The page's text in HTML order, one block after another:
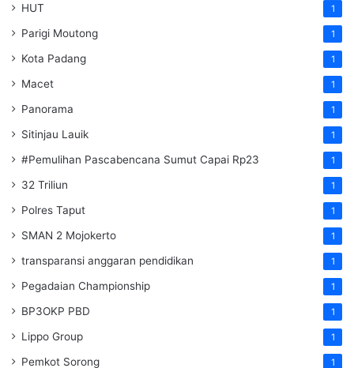
HUT 1
Parigi Moutong 1
Kota Padang 1
Macet 1
Panorama 1
Sitinjau Lauik 1
#Pemulihan Pascabencana Sumut Capai Rp23 1
32 Triliun 1
Polres Taput 1
SMAN 2 Mojokerto 1
transparansi anggaran pendidikan 1
Pegadaian Championship 1
BP3OKP PBD 1
Lippo Group 1
Pemkot Sorong 1